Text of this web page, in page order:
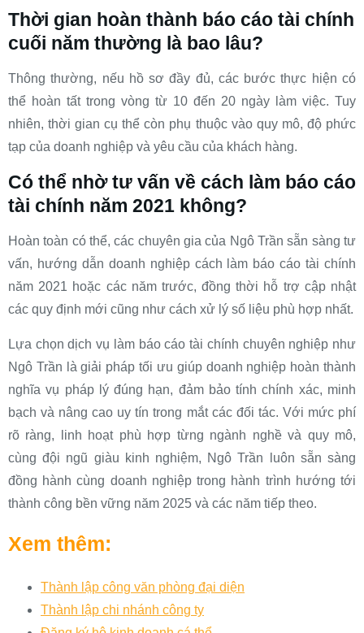
Thời gian hoàn thành báo cáo tài chính
cuối năm thường là bao lâu?
Thông thường, nếu hồ sơ đầy đủ, các bước thực hiện có
thể hoàn tất trong vòng từ 10 đến 20 ngày làm việc. Tuy
nhiên, thời gian cụ thể còn phụ thuộc vào quy mô, độ phức
tạp của doanh nghiệp và yêu cầu của khách hàng.
Có thể nhờ tư vấn về cách làm báo cáo
tài chính năm 2021 không?
Hoàn toàn có thể, các chuyên gia của Ngô Trần sẵn sàng tư
vấn, hướng dẫn doanh nghiệp cách làm báo cáo tài chính
năm 2021 hoặc các năm trước, đồng thời hỗ trợ cập nhật
các quy định mới cũng như cách xử lý số liệu phù hợp nhất.
Lựa chọn dịch vụ làm báo cáo tài chính chuyên nghiệp như
Ngô Trần là giải pháp tối ưu giúp doanh nghiệp hoàn thành
nghĩa vụ pháp lý đúng hạn, đảm bảo tính chính xác, minh
bạch và nâng cao uy tín trong mắt các đối tác. Với mức phí
rõ ràng, linh hoạt phù hợp từng ngành nghề và quy mô,
cùng đội ngũ giàu kinh nghiệm, Ngô Trần luôn sẵn sàng
đồng hành cùng doanh nghiệp trong hành trình hướng tới
thành công bền vững năm 2025 và các năm tiếp theo.
Xem thêm:
Thành lập công văn phòng đại diện
Thành lập chi nhánh công ty